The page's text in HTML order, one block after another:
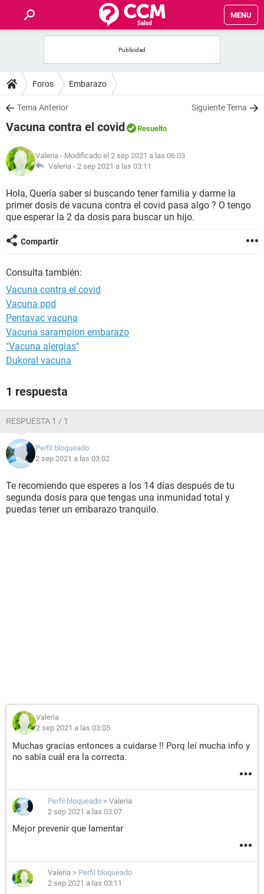
MENU
FOROS
SALUD
NUTRICIÓN
BIENESTAR
Foros Embarazo
Tema Anterior Siguiente Tema
Vacuna contra el covid Resuelto
Valeria - Modificado el 2 sep 2021 a las 06:03
Valeria - 2 sep 2021 a las 03:11
Hola, Quería saber si buscando tener familia y darme la
primer dosis de vacuna contra el covid pasa algo ? O tengo
que esperar la 2 da dosis para buscar un hijo.
Compartir
Consulta también:
Vacuna contra el covid
Vacuna ppd
Pentavac vacuna
Vacuna sarampion embarazo
"Vacuna alergias"
Dukoral vacuna
1 respuesta
RESPUESTA 1 / 1
Perfil bloqueado
2 sep 2021 a las 03:02
Te recomiendo que esperes a los 14 días después de tu
segunda dosis para que tengas una inmunidad total y
puedas tener un embarazo tranquilo.
Valeria
2 sep 2021 a las 03:05
Muchas gracias entonces a cuidarse !! Porq leí mucha info y
no sabía cuál era la correcta.
Perfil bloqueado > Valeria
2 sep 2021 a las 03:07
Mejor prevenir que lamentar
Valeria > Perfil bloqueado
2 sep 2021 a las 03:11